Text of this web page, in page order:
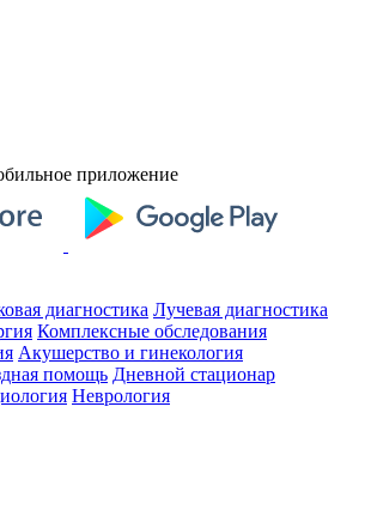
приложение
диагностика Лучевая диагностика
Комплексные обследования
Акушерство и гинекология
помощь Дневной стационар
Неврология